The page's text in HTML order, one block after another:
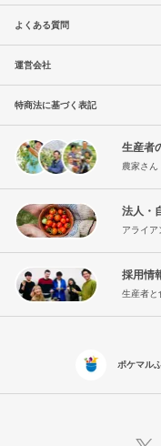
よくある質問
運営会社
特商法に基づく表記
生産者
農家さん
法人・
アライア
採用情
生産者と
ポケマル